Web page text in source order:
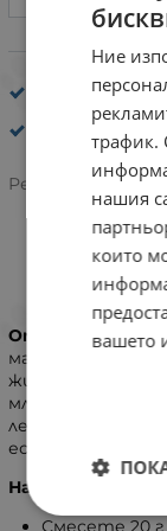
Сухо мляко за
оптимален
Versela-Laga
Рейтинг:
Oropharma Pet
майчиното
животни или
мляко или се
лесно смилаеми
есенциални
Начин на
Смесете 20
Ние
трафик.
нашия
които
вашето